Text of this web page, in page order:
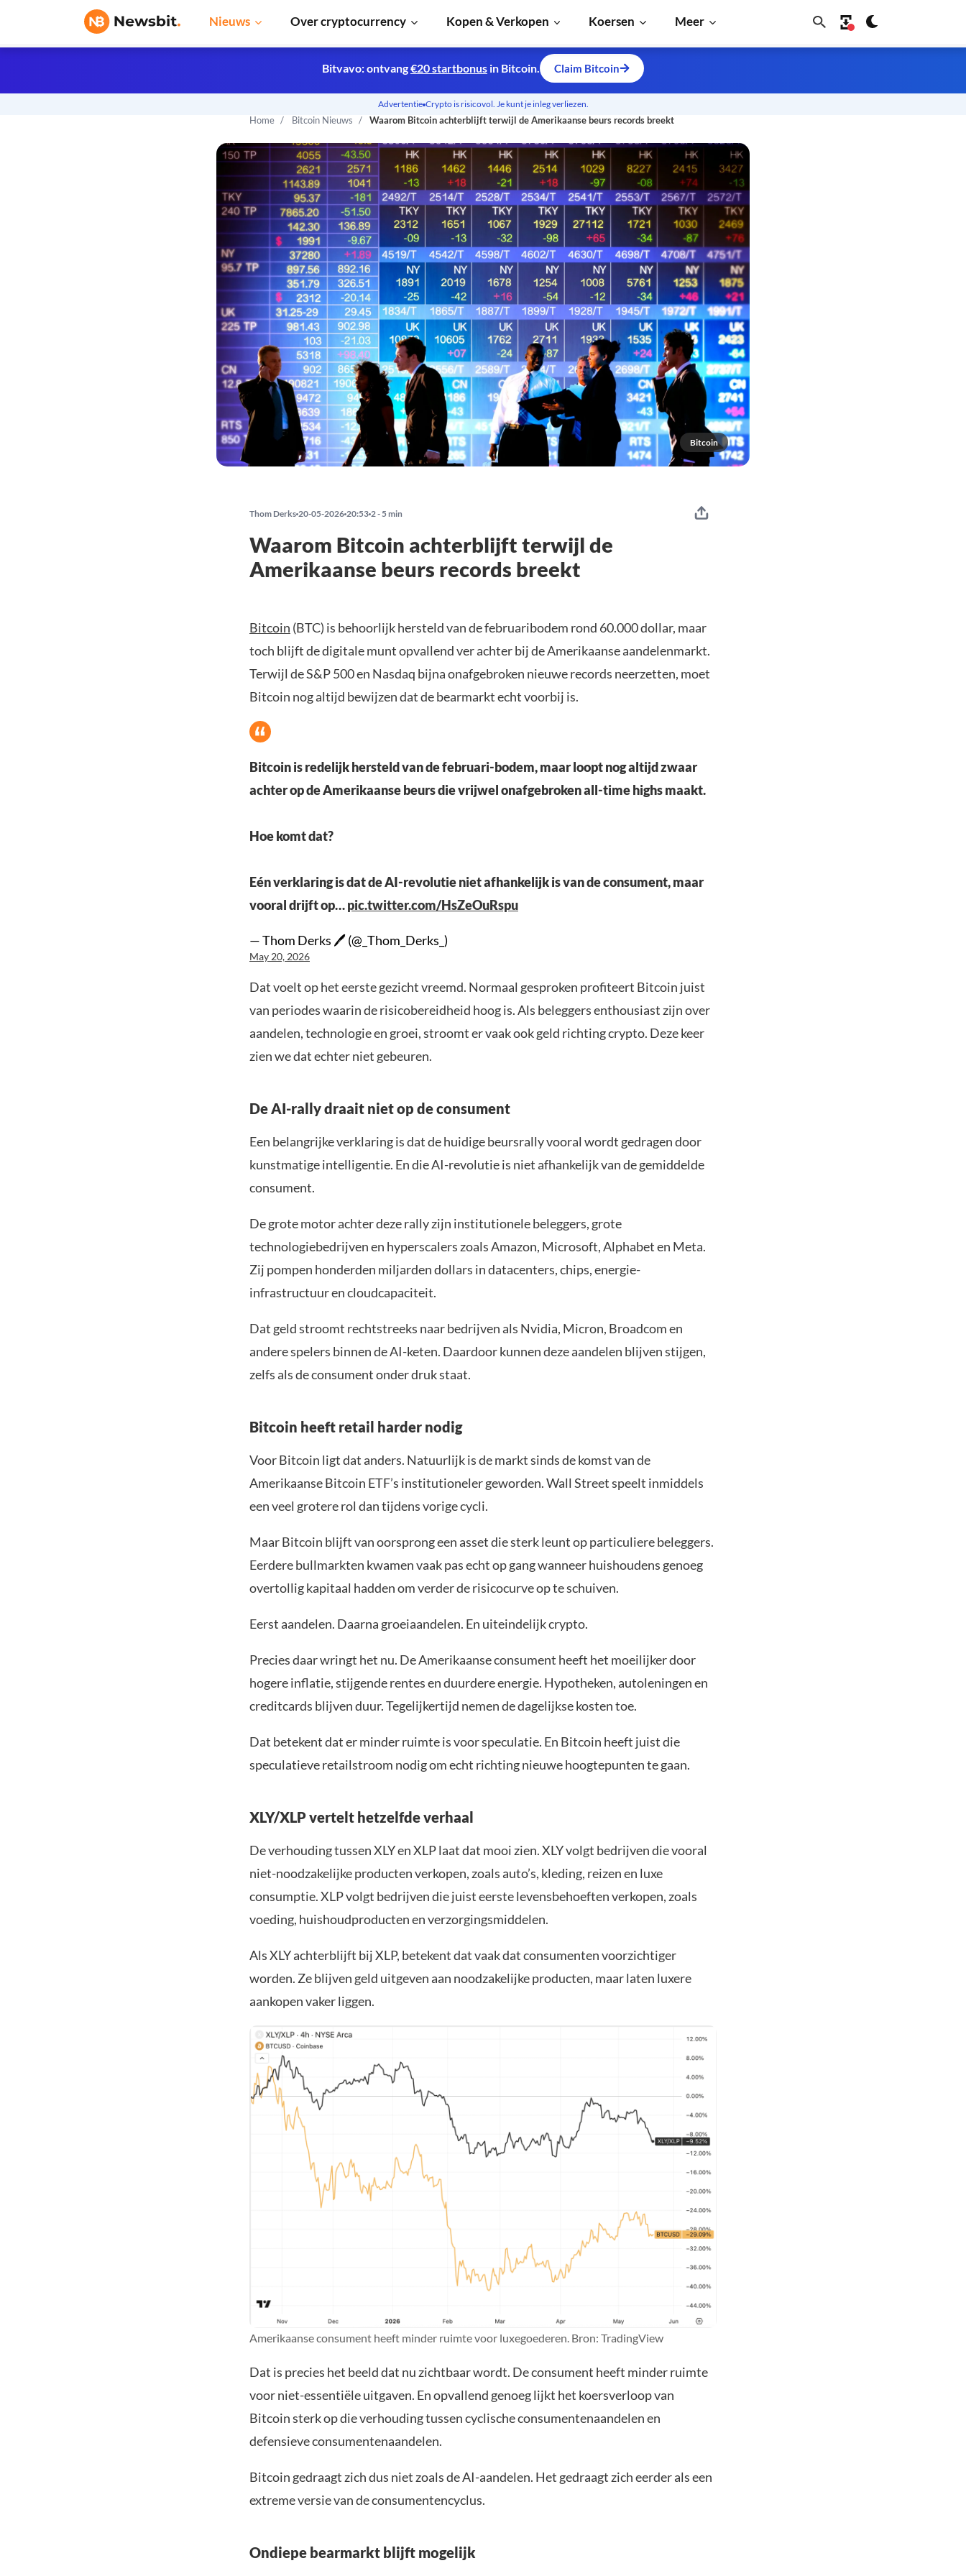
Nieuws Over cryptocurrency Kopen & Verkopen Koersen Meer
Home Bitcoin Nieuws Waarom Bitcoin achterblijft terwijl de Amerikaanse beurs records breekt
Bitcoin
Bitvavo: ontvang€20 startbonus in Bitcoin. Claim Bitcoin
Advertentie Crypto is risicovol. Je kunt je inleg verliezen.
Thom Derks 20-05-2026 20:53 2 - 5 min
Waarom Bitcoin achterblijft terwijl de
Amerikaanse beurs records breekt
Bitcoin (BTC) is behoorlijk hersteld van de februaribodem rond 60.000 dollar, maar
toch blijft de digitale munt opvallend ver achter bij de Amerikaanse aandelenmarkt.
Terwijl de S&P 500 en Nasdaq bijna onafgebroken nieuwe records neerzetten, moet
Bitcoin nog altijd bewijzen dat de bearmarkt echt voorbij is.
Bitcoin is redelijk hersteld van de februari-bodem, maar loopt nog altijd zwaar
achter op de Amerikaanse beurs die vrijwel onafgebroken all-time highs maakt.
Hoe komt dat?
Eén verklaring is dat de AI-revolutie niet afhankelijk is van de consument, maar
vooral drijft op…pic.twitter.com/HsZeOuRspu
— Thom Derks 🖊 (@_Thom_Derks_)
May 20, 2026
Dat voelt op het eerste gezicht vreemd. Normaal gesproken profiteert Bitcoin juist
van periodes waarin de risicobereidheid hoog is. Als beleggers enthousiast zijn over
aandelen, technologie en groei, stroomt er vaak ook geld richting crypto. Deze keer
zien we dat echter niet gebeuren.
De AI-rally draait niet op de consument
Een belangrijke verklaring is dat de huidige beursrally vooral wordt gedragen door
kunstmatige intelligentie. En die AI-revolutie is niet afhankelijk van de gemiddelde
consument.
De grote motor achter deze rally zijn institutionele beleggers, grote
technologiebedrijven en hyperscalers zoals Amazon, Microsoft, Alphabet en Meta.
Zij pompen honderden miljarden dollars in datacenters, chips, energie-
infrastructuur en cloudcapaciteit.
Dat geld stroomt rechtstreeks naar bedrijven als Nvidia, Micron, Broadcom en
andere spelers binnen de AI-keten. Daardoor kunnen deze aandelen blijven stijgen,
zelfs als de consument onder druk staat.
Bitcoin heeft retail harder nodig
Voor Bitcoin ligt dat anders. Natuurlijk is de markt sinds de komst van de
Amerikaanse Bitcoin ETF’s institutioneler geworden. Wall Street speelt inmiddels
een veel grotere rol dan tijdens vorige cycli.
Maar Bitcoin blijft van oorsprong een asset die sterk leunt op particuliere beleggers.
Eerdere bullmarkten kwamen vaak pas echt op gang wanneer huishoudens genoeg
overtollig kapitaal hadden om verder de risicocurve op te schuiven.
Eerst aandelen. Daarna groeiaandelen. En uiteindelijk crypto.
Precies daar wringt het nu. De Amerikaanse consument heeft het moeilijker door
hogere inflatie, stijgende rentes en duurdere energie. Hypotheken, autoleningen en
creditcards blijven duur. Tegelijkertijd nemen de dagelijkse kosten toe.
Dat betekent dat er minder ruimte is voor speculatie. En Bitcoin heeft juist die
speculatieve retailstroom nodig om echt richting nieuwe hoogtepunten te gaan.
XLY/XLP vertelt hetzelfde verhaal
De verhouding tussen XLY en XLP laat dat mooi zien. XLY volgt bedrijven die vooral
niet-noodzakelijke producten verkopen, zoals auto’s, kleding, reizen en luxe
consumptie. XLP volgt bedrijven die juist eerste levensbehoeften verkopen, zoals
voeding, huishoudproducten en verzorgingsmiddelen.
Als XLY achterblijft bij XLP, betekent dat vaak dat consumenten voorzichtiger
worden. Ze blijven geld uitgeven aan noodzakelijke producten, maar laten luxere
aankopen vaker liggen.
Amerikaanse consument heeft minder ruimte voor luxegoederen. Bron: TradingView
Dat is precies het beeld dat nu zichtbaar wordt. De consument heeft minder ruimte
voor niet-essentiële uitgaven. En opvallend genoeg lijkt het koersverloop van
Bitcoin sterk op die verhouding tussen cyclische consumentenaandelen en
defensieve consumentenaandelen.
Bitcoin gedraagt zich dus niet zoals de AI-aandelen. Het gedraagt zich eerder als een
extreme versie van de consumentencyclus.
Ondiepe bearmarkt blijft mogelijk